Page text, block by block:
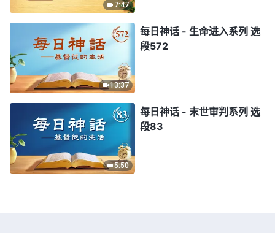
7:47
13:37
每日神话 - 生命进入系列 选
段572
5:50
每日神话 - 末世审判系列 选
段83